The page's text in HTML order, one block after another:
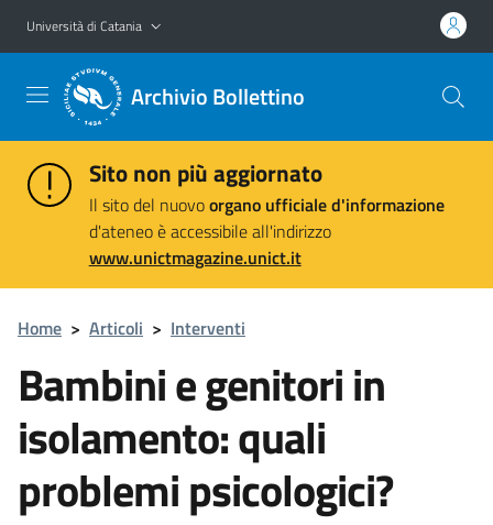
Vai al contenuto principale
Vai al menu di navigazione
Università di Catania
Archivio Bollettino
Sito non più aggiornato
Il sito del nuovoorgano ufficiale d'informazione
d'ateneo è accessibile all'indirizzo
www.unictmagazine.unict.it
Home > Articoli > Interventi
Bambini e genitori in
isolamento: quali
problemi psicologici?